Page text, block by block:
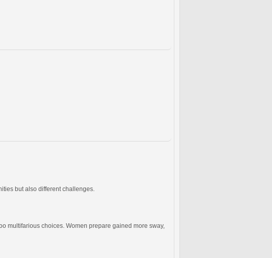
but also different challenges.
multifarious choices. Women prepare gained more sway,